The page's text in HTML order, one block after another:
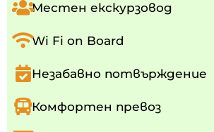
Местен екскурзовод
Wi Fi on Board
Незабавно потвърждение
Комфортен превоз